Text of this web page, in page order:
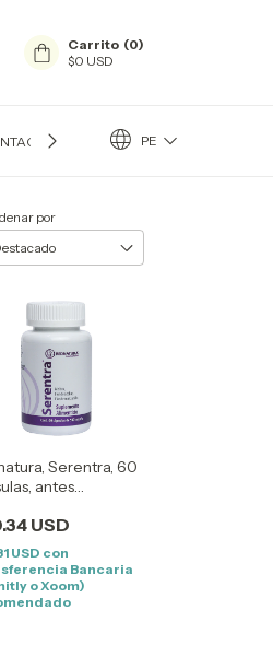
Carrito (0)
$0 USD
BLOG PE
por
Serentra, 60
antes
USD
USD con
Bancaria
o Xoom)